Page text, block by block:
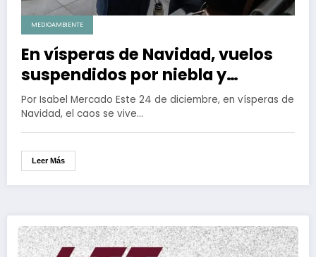
MEDIOAMBIENTE
En vísperas de Navidad, vuelos
suspendidos por niebla y
revisión extraordinaria a
pasajeros por transporte de
pirotecnia
Por Isabel Mercado Este 24 de diciembre, en vísperas de
Navidad, el caos se vive…
Leer Más